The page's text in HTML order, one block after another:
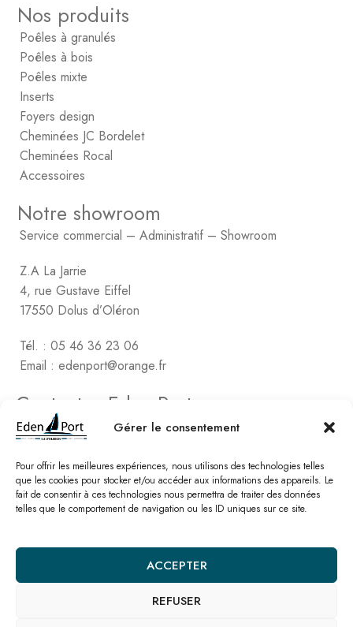
Gérer le consentement
Pour offrir les meilleures expériences, nous utilisons des technologies telles
que les cookies pour stocker et/ou accéder aux informations des appareils. Le
fait de consentir à ces technologies nous permettra de traiter des données
telles que le comportement de navigation ou les ID uniques sur ce site.
ACCEPTER
REFUSER
Nos produits
Poêles à granulés
Poêles à bois
Poêles mixte
Inserts
Foyers design
Cheminées JC Bordelet
Cheminées Rocal
Accessoires
Notre showroom
Service commercial – Administratif – Showroom
Z.A La Jarrie
4, rue Gustave Eiffel
17550 Dolus d’Oléron
Tél. : 05 46 36 23 06
Email : edenport@orange.fr
Contactez Eden Port
Comptabilité
2, rue de Vert-Bois – La Gaconnière
17480 le Château d’Oléon
Tél. : 05 46 47 78 16